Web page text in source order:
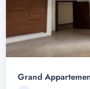
Grand